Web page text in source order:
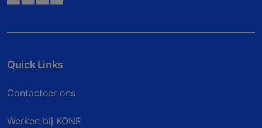
Quick Links
Contacteer ons
Werken bij KONE